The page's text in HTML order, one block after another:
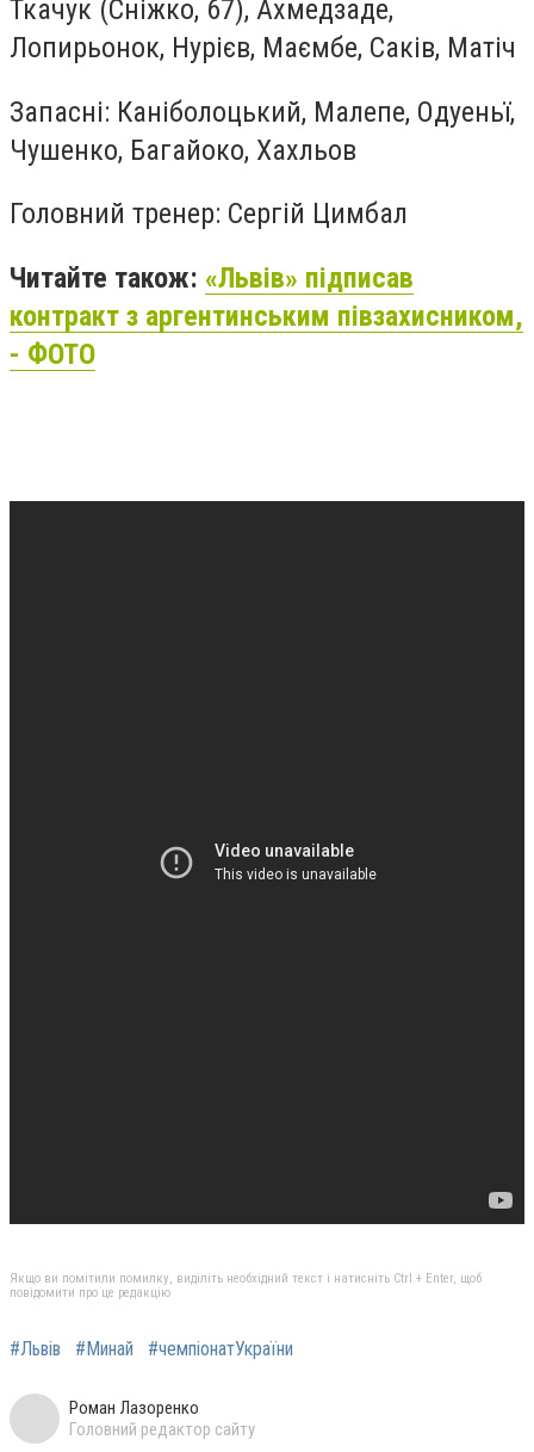
Ткачук (Сніжко, 67), Ахмедзаде,
Лопирьонок, Нурієв, Маємбе, Саків, Матіч
Запасні: Каніболоцький, Малепе, Одуеньї,
Чушенко, Багайоко, Хахльов
Головний тренер: Сергій Цимбал
Читайте також: «Львів» підписав
контракт з аргентинським півзахисником,
- ФОТО
Якщо ви помітили помилку, виділіть необхідний текст і натисніть Ctrl + Enter, щоб
повідомити про це редакцію
#Львів #Минай #чемпіонатУкраїни
Роман Лазоренко
Головний редактор сайту